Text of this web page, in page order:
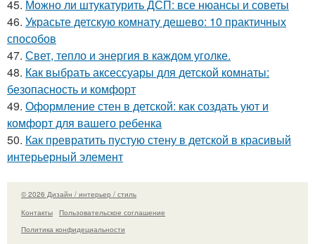
45. Можно ли штукатурить ДСП: все нюансы и советы
46. Украсьте детскую комнату дешево: 10 практичных
способов
47. Свет, тепло и энергия в каждом уголке.
48. Как выбрать аксессуары для детской комнаты:
безопасность и комфорт
49. Оформление стен в детской: как создать уют и
комфорт для вашего ребенка
50. Как превратить пустую стену в детской в красивый
интерьерный элемент
© 2026 Дизайн / интерьер / стиль
Контакты
Пользовательское соглашение
Политика конфидециальности